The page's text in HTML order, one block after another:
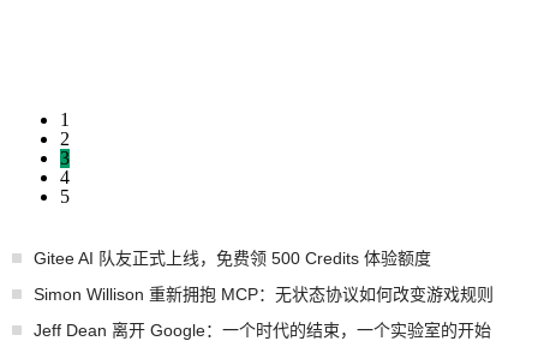
1
2
3
4
5
Gitee AI 队友正式上线，免费领 500 Credits 体验额度
Simon Willison 重新拥抱 MCP：无状态协议如何改变游戏规则
Jeff Dean 离开 Google：一个时代的结束，一个实验室的开始